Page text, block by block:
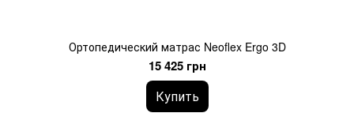
Ортопедический матрас Neoflex Ergo 3D
15 425 грн
Купить